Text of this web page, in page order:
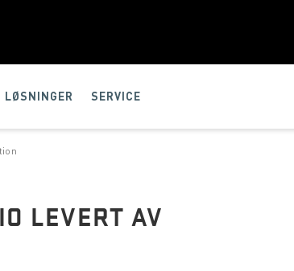
LØSNINGER SERVICE
LEVERT AV